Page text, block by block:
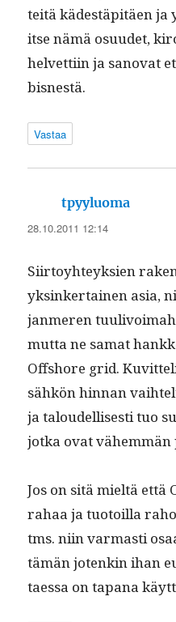
teitä kädestäpitäen ja
itse nämä osu­udet,
hel­vetti­in ja sanovat
bisnestä.
Vastaa
tpyyluoma
28.10.2011 12:14
Siir­toy­hteyk­sien
yksinker­tainen asia,
jan­meren
mut­ta ne samat
Off­shore grid.
sähkön hin­nan
ja taloudel­lis­es­ti tuo
jot­ka ovat vähem­män
Jos on sitä mieltä että
rahaa ja tuo­toil­la
tms. niin var­masti
tämän jotenkin ihan
taes­sa on tapana